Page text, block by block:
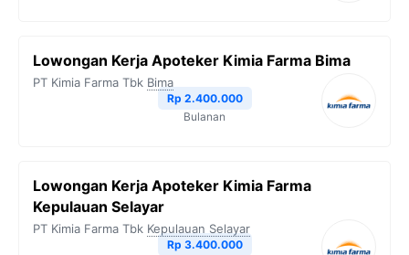
Lowongan Kerja Apoteker Kimia Farma Bima
PT Kimia Farma Tbk Bima
Rp 2.400.000
Bulanan
Lowongan Kerja Apoteker Kimia Farma
Kepulauan Selayar
PT Kimia Farma Tbk Kepulauan Selayar
Rp 3.400.000